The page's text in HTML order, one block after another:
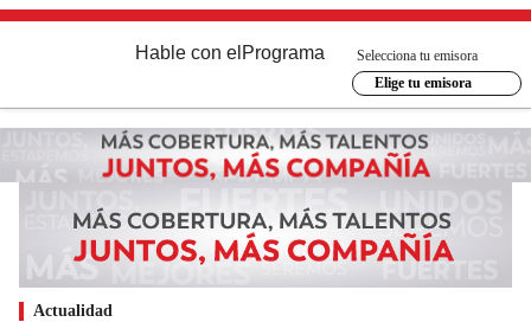
Hable con el Programa
Selecciona tu emisora
Elige tu emisora
Actualidad